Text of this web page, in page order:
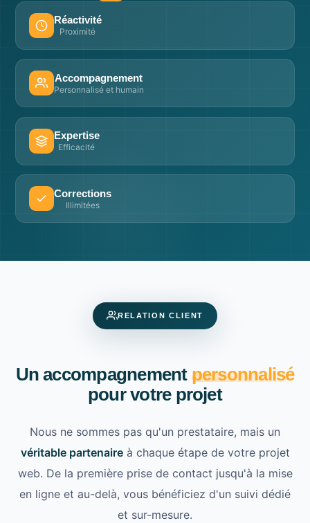
Réactivité
Proximité
Accompagnement
Personnalisé et humain
Expertise
Efficacité
Corrections
Illimitées
RELATION CLIENT
Un accompagnement personnalisé
pour votre projet
Nous ne sommes pas qu'un prestataire, mais un
véritable partenaireà chaque étape de votre projet
web. De la première prise de contact jusqu'à la mise
en ligne et au-delà, vous bénéficiez d'un suivi dédié
et sur-mesure.